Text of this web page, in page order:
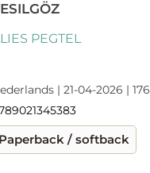
PEGTEL
| 21-04-2026 |
Paperback / softback